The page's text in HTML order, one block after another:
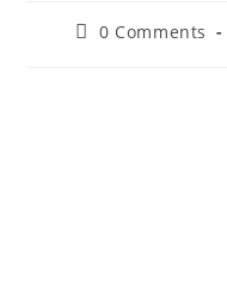
Post
0 Comments